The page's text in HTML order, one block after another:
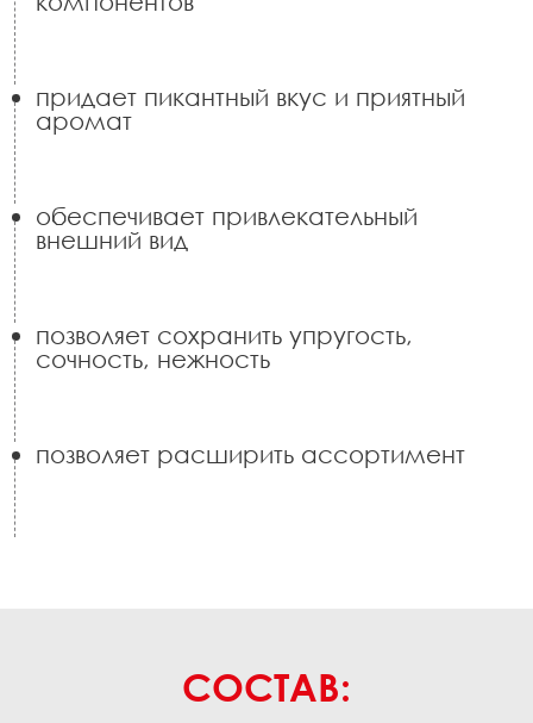
придает пикантный вкус и приятный
аромат
обеспечивает привлекательный
внешний вид
позволяет сохранить упругость,
сочность, нежность
позволяет расширить ассортимент
СОСТАВ: